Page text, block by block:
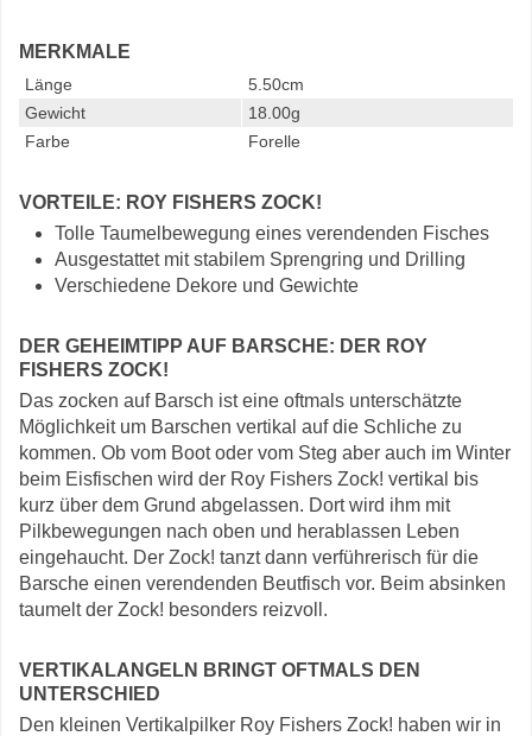
MERKMALE
Länge
5.50cm
Gewicht
18.00g
Farbe
Forelle
VORTEILE: ROY FISHERS ZOCK!
Tolle Taumelbewegung eines verendenden Fisches
Ausgestattet mit stabilem Sprengring und Drilling
Verschiedene Dekore und Gewichte
DER GEHEIMTIPP AUF BARSCHE: DER ROY
FISHERS ZOCK!
Das zocken auf Barsch ist eine oftmals unterschätzte
Möglichkeit um Barschen vertikal auf die Schliche zu
kommen. Ob vom Boot oder vom Steg aber auch im Winter
beim Eisfischen wird der Roy Fishers Zock! vertikal bis
kurz über dem Grund abgelassen. Dort wird ihm mit
Pilkbewegungen nach oben und herablassen Leben
eingehaucht. Der Zock! tanzt dann verführerisch für die
Barsche einen verendenden Beutfisch vor. Beim absinken
taumelt der Zock! besonders reizvoll.
VERTIKALANGELN BRINGT OFTMALS DEN
UNTERSCHIED
Den kleinen Vertikalpilker Roy Fishers Zock! haben wir in